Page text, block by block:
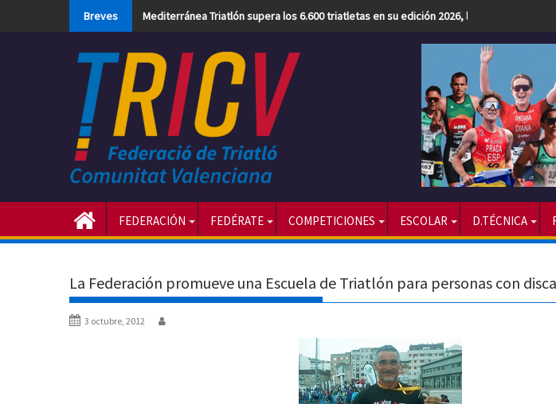
Breves Mediterránea Triatlón supera los 6.600 triatletas en su edición 2026, la más numerosa
FEDERACIÓN FEDÉRATE COMPETICIONES ESCOLAR D.TÉCNICA
La Federación promueve una Escuela de Triatlón para personas con
3 octubre, 2012